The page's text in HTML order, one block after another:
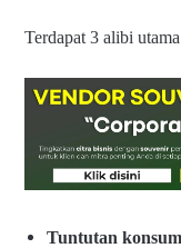
Terdapat 3 alibi
Tuntutan